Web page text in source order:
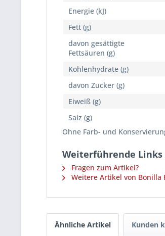
Energie (kJ)
Fett (g)
davon gesättigte
Fettsäuren (g)
Kohlenhydrate (g)
davon Zucker (g)
Eiweiß (g)
Salz (g)
Ohne Farb- und
Weiterführende Links
Fragen zum Artikel?
Weitere Artikel von
Ähnliche Artikel Kunden